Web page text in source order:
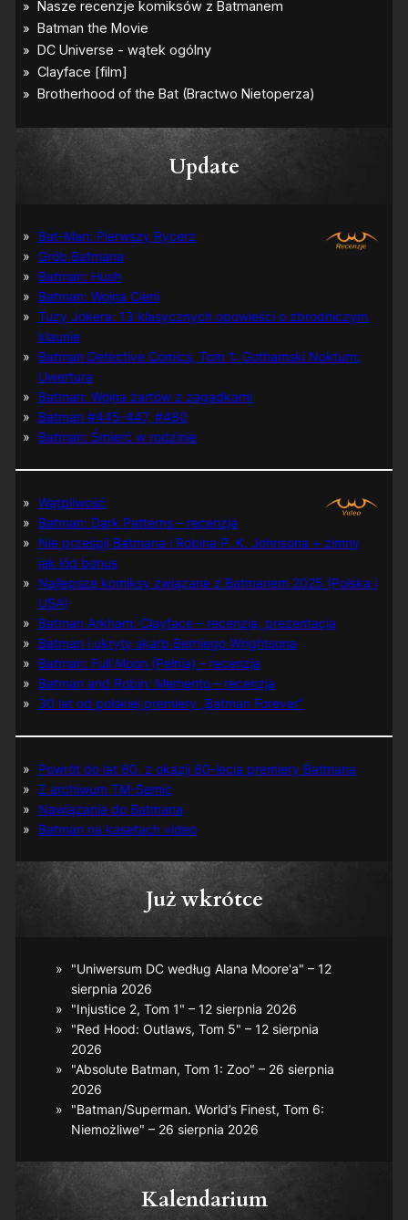
C
Update
Bat-Man: Pierwszy Rycerz
Grób Batmana
Batman: Hush
Batman: Wojna Cieni
Tuzy Jokera: 13 klasycznych opowieści o zbrodniczym
klaunie
Batman Detective Comics, Tom 1: Gothamski Nokturn:
Uwertura
Batman: Wojna żartów z zagadkami
Batman #445-447, #480
Batman: Śmierć w rodzinie
Wątpliwość
Batman: Dark Patterns – recenzja
Nie prześpij Batmana i Robina P. K. Johnsona + zimny
jak lód bonus
Najlepsze komiksy związane z Batmanem 2025 (Polska i
USA)
Batman Arkham: Clayface – recenzja, prezentacja
Batman i ukryty skarb Berniego Wrightsona
Batman: Full Moon (Pełnia) – recenzja
Batman and Robin: Memento – recenzja
30 lat od polskiej premiery „Batman Forever”
Powrót do lat 60. z okazji 60-lecia premiery Batmana
Z archiwum TM-Semic
Nawiązania do Batmana
Batman na kasetach video
Już wkrótce
"Uniwersum DC według Alana Moore'a" – 12
sierpnia 2026
"Injustice 2, Tom 1" – 12 sierpnia 2026
"Red Hood: Outlaws, Tom 5" – 12 sierpnia
2026
"Absolute Batman, Tom 1: Zoo" – 26 sierpnia
2026
"Batman/Superman. World’s Finest, Tom 6:
Niemożliwe" – 26 sierpnia 2026
Kalendarium